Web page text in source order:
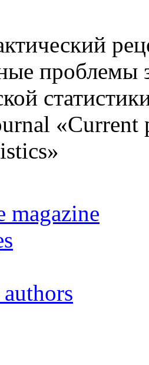
проблемы
«Current
magazine